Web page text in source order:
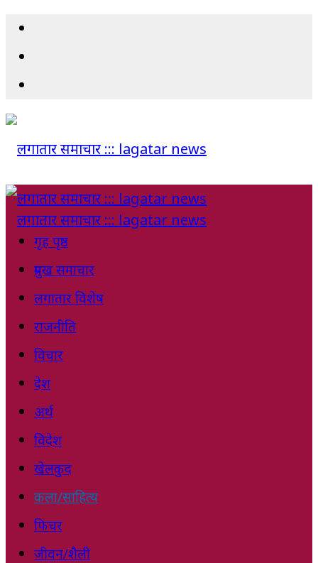
गृह पृष्ठ
प्रमुख समाचार
लगातार विशेष
राजनीति
विचार
देश
अर्थ
विदेश
खेलकुद
कला/साहित्य
फिचर
जीवन/शैली